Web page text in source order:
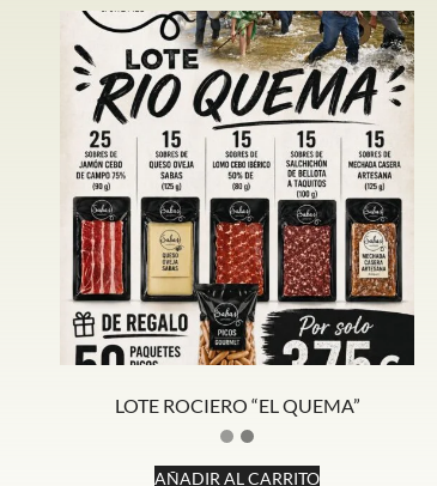
LOTE ROCIERO “EL QUEMA”
AÑADIR AL CARRITO